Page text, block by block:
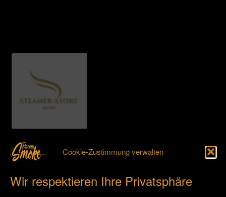
Cookie-Zustimmung verwalten
Wir respektieren Ihre Privatsphäre
Steamer-Store GmbH
Schalkhäuser Landstraße 26